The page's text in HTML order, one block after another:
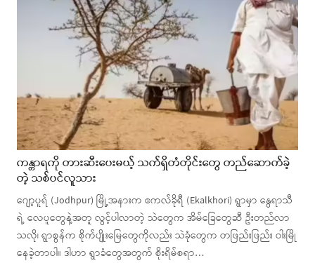
ကန္တာရကို တားဆီးပေးမယ့် သက်ရှိတံတိုင်းတွေ တည်ဆောက်ခဲ့
တဲ့ သစ်ပင်လူသား
ဂျော့ပူရ် (Jodhpur) မြို့အနားက ဧကလ်ခိုရီ (Ekalkhori) ရွာမှာ နွေရာသီ
ရဲ့ လေပူတွေနဲ့အတူ လွင့်ပါလာတဲ့ သဲတွေက အိမ်ခြေတွေဆီ ဦးတည်လာ
သလို၊ ရွာစွန်က စိုက်ပျိုးမြေတွေကိုလည်း သဲခုံတွေက တဖြည်းဖြည်း ဝါးမြို
နေခဲ့တာပါ။ ဒါဟာ ရွာခံတွေအတွက် စိုးရိမ်စရာ…